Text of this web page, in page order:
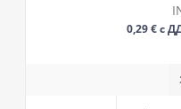
0,29 € с